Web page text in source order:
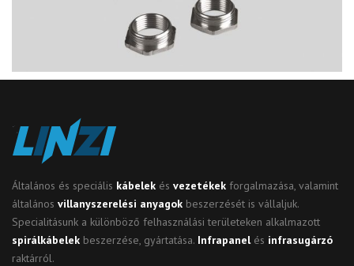
Általános és speciális kábelek és vezetékek forgalmazása, valamint
általános villanyszerelési anyagok beszerzését is vállaljuk.
Specialitásunk a különböző felhasználási területeken alkalmazott
spirálkábelek beszerzése, gyártatása. Infrapanel és infrasugárzó
raktárról.